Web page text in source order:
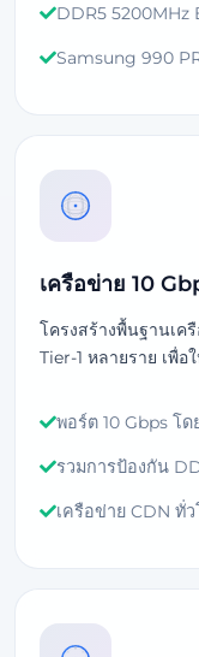
DDR5 5200MHz
Samsung 990
เครือข่าย 10
โครงสร้างพื้นฐานเค
Tier-1 หลายราย เพื่อ
พอร์ต 10 Gbps โด
รวมการป้องกัน
เครือข่าย CDN ทั่